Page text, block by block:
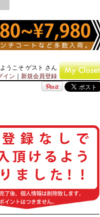
ようこそ ゲスト さん
イン
新規会員登録